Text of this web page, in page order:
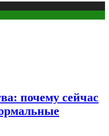
почему сейчас